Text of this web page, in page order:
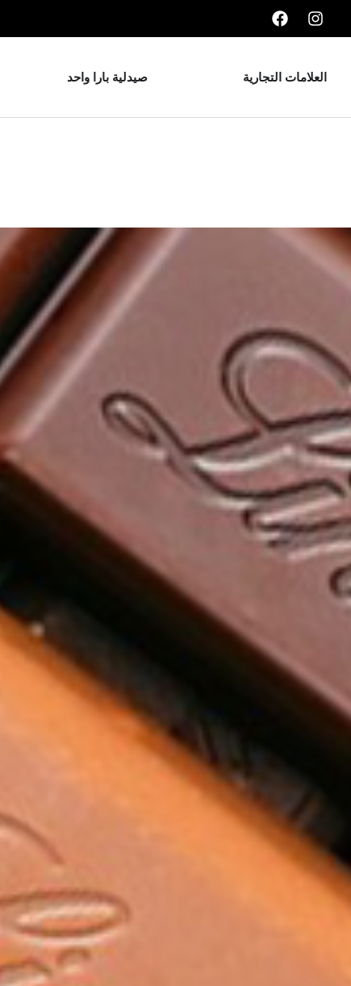
العلامات التجارية صيدلية بارا واحد